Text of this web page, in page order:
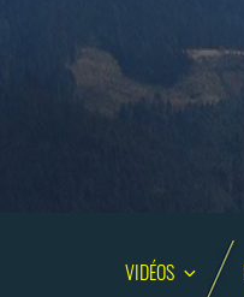
VIDÉOS